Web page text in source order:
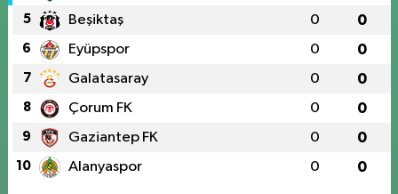
5 Beşiktaş 0 0
6 Eyüpspor 0 0
7 Galatasaray 0 0
8 Çorum FK 0 0
9 Gaziantep FK 0 0
10 Alanyaspor 0 0